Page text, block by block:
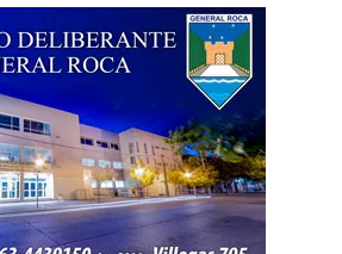
trabajos en Los Fresnos y Vintter;
Mascardi; Avenida Roca y
846, donde se retiró una rejilla